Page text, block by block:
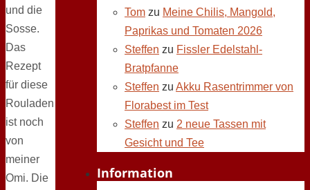
und die
Sosse.
Das
Rezept
für diese
Rouladen
ist noch
von
meiner
Omi. Die
Tom zu Meine Chilis, Mangold,
Paprikas und Tomaten 2026
Steffen zu Fissler Edelstahl-
Bratpfanne
Steffen zu Akku Rasentrimmer von
Florabest im Test
Steffen zu 2 neue Tassen mit
Gesicht und Tee
Information